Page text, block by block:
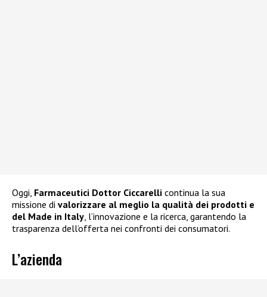
Oggi, Farmaceutici Dottor Ciccarelli continua la sua
missione di valorizzare al meglio la qualità dei prodotti e
del Made in Italy, l’innovazione e la ricerca, garantendo la
trasparenza dell’offerta nei confronti dei consumatori.
L’azienda